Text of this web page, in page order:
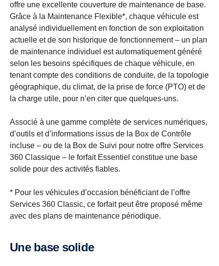
offre une excellente couverture de maintenance de base.
Grâce à la Maintenance Flexible*, chaque véhicule est
analysé individuellement en fonction de son exploitation
actuelle et de son historique de fonctionnement – un plan
de maintenance individuel est automatiquement généré
selon les besoins spécifiques de chaque véhicule, en
tenant compte des conditions de conduite, de la topologie
géographique, du climat, de la prise de force (PTO) et de
la charge utile, pour n’en citer que quelques-uns.
Associé à une gamme complète de services numériques,
d’outils et d’informations issus de la Box de Contrôle
incluse – ou de la Box de Suivi pour notre offre Services
360 Classique – le forfait Essentiel constitue une base
solide pour des activités fiables.
* Pour les véhicules d’occasion bénéficiant de l’offre
Services 360 Classic, ce forfait peut être proposé même
avec des plans de maintenance périodique.
Une base solide